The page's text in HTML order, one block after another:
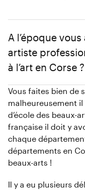
A l’époque
artiste
à l’art en Corse ?
Vous faites bien de
malheureusement il
d’école des beaux-
française il doit y
chaque
départements en
beaux-arts !
Il y a eu plusieurs